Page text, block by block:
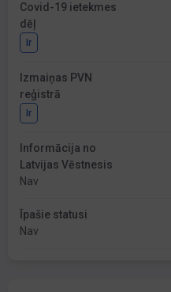
Covid-19 ietekmes
dēļ
Ir
Izmaiņas PVN
reģistrā
Ir
Informācija no
Latvijas Vēstnesis
Nav
Īpašie statusi
Nav